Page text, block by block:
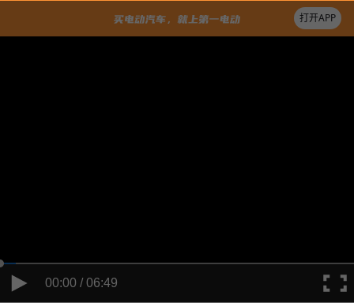
打开APP
00:00 / 06:49